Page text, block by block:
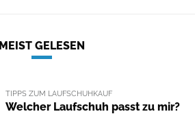
MEIST GELESEN
TIPPS ZUM LAUFSCHUHKAUF
Welcher Laufschuh passt zu mir?